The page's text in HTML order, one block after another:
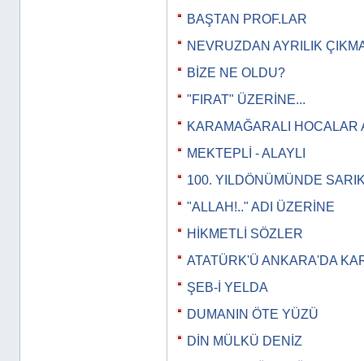
BAŞTAN PROF.LAR
NEVRUZDAN AYRILIK
BİZE NE OLDU?
"FIRAT" ÜZERİNE...
KARAMAĞARALI HOCALAR
MEKTEPLİ - ALAYLI
100. YILDÖNÜMÜNDE
"ALLAH!.." ADI ÜZERİNE
HİKMETLİ SÖZLER
ATATÜRK'Ü ANKARA'DA
ŞEB-İ YELDA
DUMANIN ÖTE YÜZÜ
DİN MÜLKÜ DENİZ